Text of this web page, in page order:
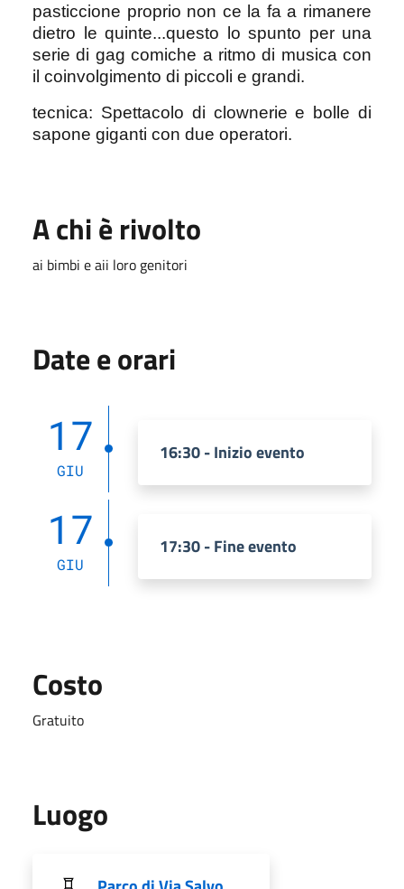
pasticcione proprio non ce la fa a rimanere
dietro le quinte...questo lo spunto per una
serie di gag comiche a ritmo di musica con
il coinvolgimento di piccoli e grandi.
tecnica: Spettacolo di clownerie e bolle di
sapone giganti con due operatori.
A chi è rivolto
ai bimbi e aii loro genitori
Date e orari
17
GIU
16:30 - Inizio evento
17
GIU
17:30 - Fine evento
Costo
Gratuito
Luogo